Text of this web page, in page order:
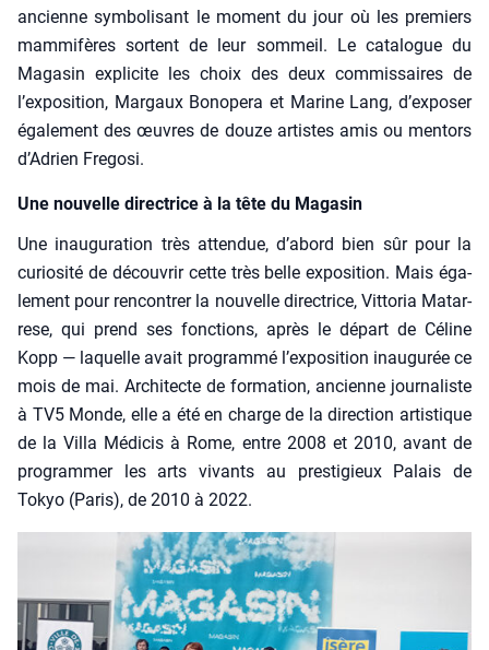
ancienne sym­bo­li­sant le moment du jour où les pre­miers
mam­mi­fères sortent de leur som­meil. Le cata­logue du
Maga­sin expli­cite les choix des deux com­mis­saires de
l’exposition, Mar­gaux Bono­pe­ra et Marine Lang, d’exposer
éga­le­ment des œuvres de douze artistes amis ou men­tors
d’Adrien Fre­go­si.
Une nouvelle directrice à la tête du Magasin
Une inau­gu­ra­tion très atten­due, d’a­bord bien sûr pour la
curio­si­té de décou­vrir cette très belle expo­si­tion. Mais éga­
le­ment pour ren­con­trer la nou­velle direc­trice, Vit­to­ria Matar­
rese, qui prend ses fonc­tions, après le départ de Céline
Kopp — laquelle avait pro­gram­mé l’exposition inau­gu­rée ce
mois de mai. Archi­tecte de for­ma­tion, ancienne jour­na­liste
à TV5 Monde, elle a été en charge de la direc­tion artis­tique
de la Vil­la Médi­cis à Rome, entre 2008 et 2010, avant de
pro­gram­mer les arts vivants au pres­ti­gieux Palais de
Tokyo (Paris), de 2010 à 2022.